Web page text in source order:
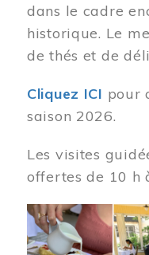
dans le cadre
historique. Le
de thés et de
Cliquez ICI pour
saison 2026.
Les visites
offertes de 10 h
Image